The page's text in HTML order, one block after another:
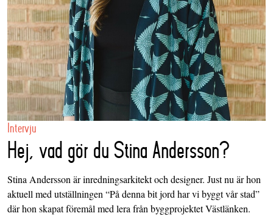
Intervju
Hej, vad gör du Stina Andersson?
Stina Andersson är inredningsarkitekt och designer. Just nu är hon
aktuell med utställningen “På denna bit jord har vi byggt vår stad”
där hon skapat föremål med lera från byggprojektet Västlänken.